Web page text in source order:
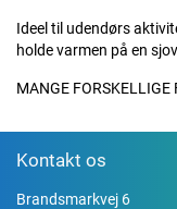
Ideel til udendørs
holde varmen på en
MANGE FORSKELLIGE
Kontakt os
Brandsmarkvej 6